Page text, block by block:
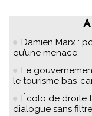
Damien Marx :
qu’une menace
Le
le tourisme bas-
Écolo de droite
dialogue sans